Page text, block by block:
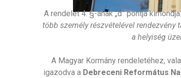
A rendelet 4. §-ának „d” pontja
több személy részvételével rendezvény
a helyiség
A Magyar Kormány rendeletéhez,
igazodva a Debreceni Református